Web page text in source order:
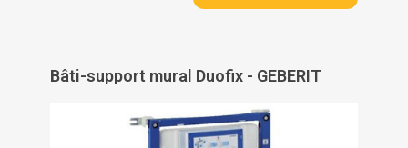
Bâti-support mural Duofix - GEBERIT